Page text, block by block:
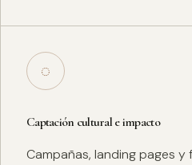
◌
Captación cultural e impacto
Campañas, landing pages